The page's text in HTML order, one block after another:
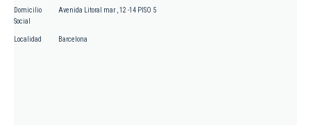
Domicilio
Social
Avenida Litoral mar , 12 -14 PISO 5
Localidad Barcelona